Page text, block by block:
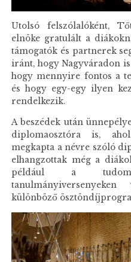
Utolsó felszólalóként,
elnöke gratulált a
támogatók és partnerek
iránt, hogy Nagyváradon
hogy mennyire fontos a
és hogy egy-egy ilyen
rendelkezik.
A beszédek után
diplomaosztóra is,
megkapta a névre szóló
elhangzottak még a
például a
különböző